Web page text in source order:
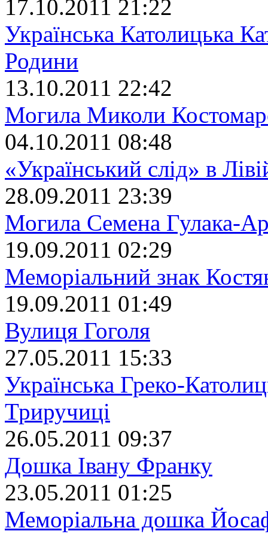
17.10.2011 21:22
Українська Католицька
Родини
13.10.2011 22:42
Могила Миколи
04.10.2011 08:48
«Український слід» в
28.09.2011 23:39
Могила Семена Гулака-
19.09.2011 02:29
Меморіальний знак
19.09.2011 01:49
Вулиця Гоголя
27.05.2011 15:33
Українська Греко-
Триручиці
26.05.2011 09:37
Дошка Івану Франку
23.05.2011 01:25
Меморіальна дошка